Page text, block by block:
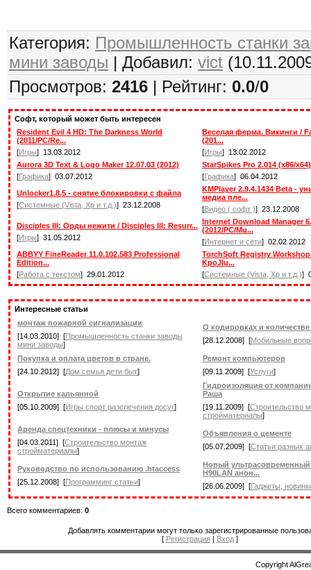
Категория: Промышленность станки
мини заводы | Добавил: vict
Просмотров: 2416 | Рейтинг: 0.0/0
Софт, который может быть интересен
Resident Evil 4 HD: The Darkness World
(2011/PC/Re...
[Игры] 13.03.2012
Веселая ферма. Викинги /
(201...
[Игры] 13.02.2012
Aurora 3D Text & Logo Maker 12.07.03 (2012)
[Графика] 03.07.2012
StarSpikes Pro 2.014 (x86/x64)
[Графика] 06.04.2012
Unlocker1.8.5 - снятие блокировки с файла
[Системные (Vista, Xp и т.д.)] 23.12.2008
KMPlayer 2.9.4.1434 Beta -
медиа пле...
[Видео ( софт )] 23.12.2008
Disciples III: Орды нежити / Disciples III: Resurr...
[Игры] 31.05.2012
Internet Download Manager
(2012/PC/Mu...
[Интернет и сети] 02.02.2012
ABBYY FineReader 11.0.102.583 Professional
Edition...
[Работа с текстом] 29.01.2012
TorchSoft Registry Workshop
KpoJIu...
[Системные (Vista, Xp и т.д.)]
Интересные статьи
монтаж пожарной сигнализации
[14.03.2010] [Промышленность станки заводы
мини заводы]
О кодировках и
[28.12.2008] [Мобильные
Покупка и оплата цветов в стране.
[24.10.2012] [Дом семья дети быт]
Ремонт компьютеров
[09.11.2009] [Услуги]
Открытие кальянной
[05.10.2009] [Игры спорт разслечения досуг]
Гидроизоляция от
Раша
[19.11.2009] [Строительство
стройматериалы]
Аренда спецтехники - плюсы и минусы
[04.03.2011] [Строительство монтаж
стройматериалы]
Объявления о цементе
[05.07.2009] [Статьи разных
Руководство по использованию .htaccess
[25.12.2008] [Программинг статьи]
Новый ультрасовременный
H90LAN анон...
[26.06.2009] [Гаджеты,
Всего комментариев: 0
Добавлять комментарии могут только зарегистрированные
[ Регистрация | Вход]
Copyright